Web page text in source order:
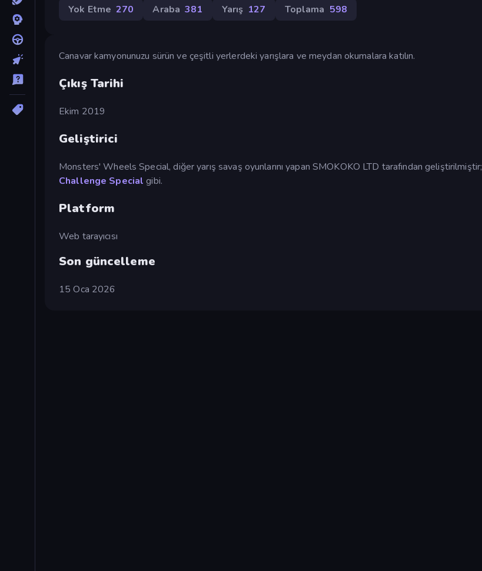
Yok Etme 270 Araba 381 Yarış 127 Toplama 598
Canavar kamyonunuzu sürün ve çeşitli yerlerdeki yarışlara ve meydan okumalara katılın.
Çıkış Tarihi
Ekim 2019
Geliştirici
Monsters' Wheels Special, diğer yarış savaş oyunlarını yapan SMOKOKO LTD tarafından geliştirilmiştir;
Challenge Special gibi.
Platform
Web tarayıcısı
Son güncelleme
15 Oca 2026